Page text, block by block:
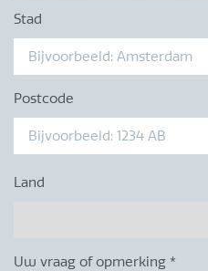
Stad
Postcode
Land
Uw vraag of opmerking *